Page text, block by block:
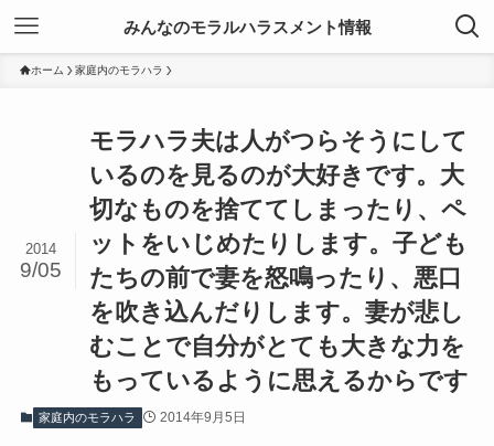
みんなのモラルハラスメント情報
ホーム 家庭内のモラハラ
モラハラ夫は人がつらそうにして
いるのを見るのが大好きです。大
切なものを捨ててしまったり、ペ
ットをいじめたりします。子ども
たちの前で妻を怒鳴ったり、悪口
を吹き込んだりします。妻が悲し
むことで自分がとても大きな力を
もっているように思えるからです
2014
9/05
家庭内のモラハラ 2014年9月5日